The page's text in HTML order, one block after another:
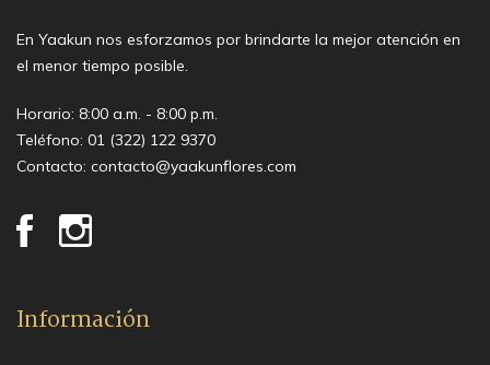
En Yaakun nos esforzamos por brindarte la mejor atención en
el menor tiempo posible.
Horario: 8:00 a.m. - 8:00 p.m.
Teléfono: 01 (322) 122 9370
Contacto: contacto@yaakunflores.com
Información